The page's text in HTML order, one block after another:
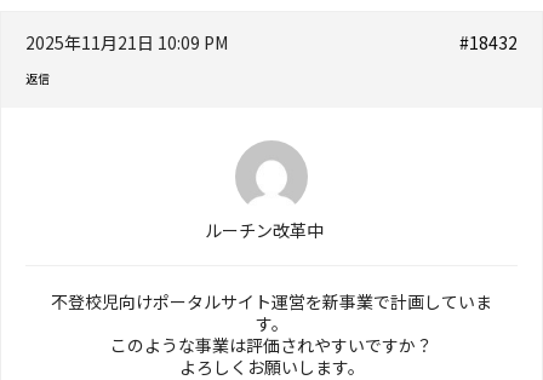
2025年11月21日 10:09 PM #18432
返信
ルーチン改革中
不登校児向けポータルサイト運営を新事業で計画していま
す。
このような事業は評価されやすいですか？
よろしくお願いします。